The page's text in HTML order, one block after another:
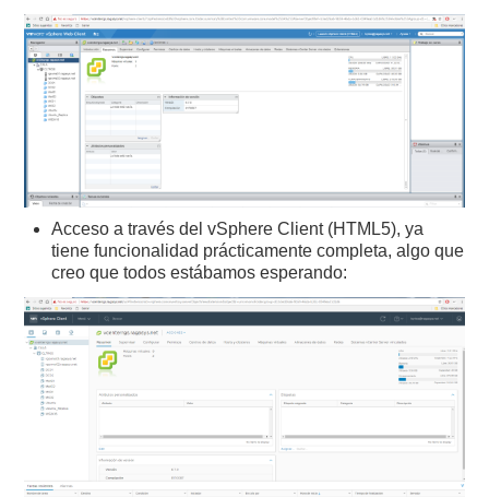
Acceso a través del vSphere Client (HTML5), ya
tiene funcionalidad prácticamente completa, algo que
creo que todos estábamos esperando: